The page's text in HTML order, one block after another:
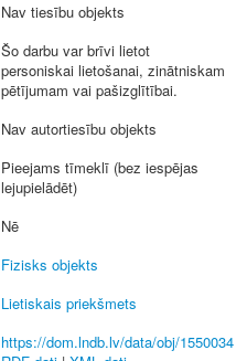
Nav tiesību objekts
Šo darbu var brīvi lietot
personiskai lietošanai, zinātniskam
pētījumam vai pašizglītībai.
Nav autortiesību objekts
Pieejams tīmeklī (bez iespējas
lejupielādēt)
Nē
Fizisks objekts
Lietiskais priekšmets
https://dom.lndb.lv/data/obj/1550034